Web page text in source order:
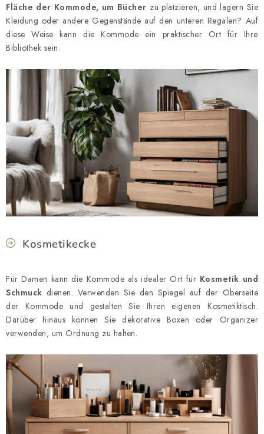
Fläche der Kommode, um Bücher zu platzieren, und lagern Sie
Kleidung oder andere Gegenstände auf den unteren Regalen? Auf
diese Weise kann die Kommode ein praktischer Ort für Ihre
Bibliothek sein.
Kosmetikecke
Für Damen kann die Kommode als idealer Ort für Kosmetik und
Schmuck dienen. Verwenden Sie den Spiegel auf der Oberseite
der Kommode und gestalten Sie Ihren eigenen Kosmetiktisch.
Darüber hinaus können Sie dekorative Boxen oder Organizer
verwenden, um Ordnung zu halten.